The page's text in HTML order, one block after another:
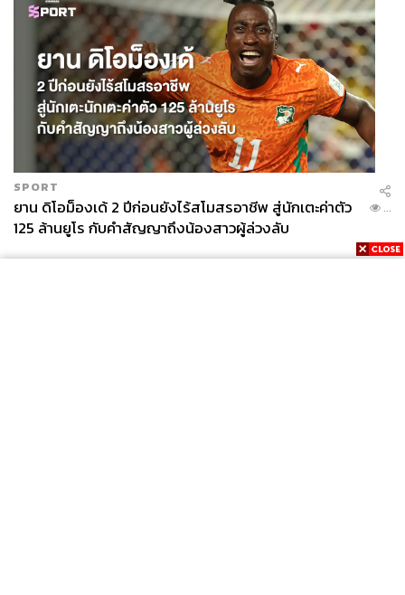
SPORT
ยาน ดิโอม็องเด้ 2 ปีก่อนยังไร้สโมสรอาชีพ สู่นักเตะค่าตัว
125 ล้านยูโร กับคำสัญญาถึงน้องสาวผู้ล่วงลับ
...